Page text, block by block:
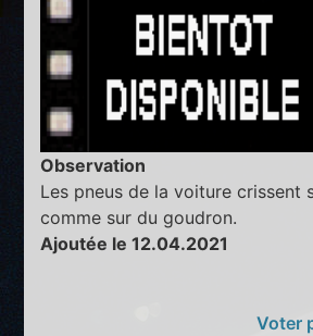
Observation
Les pneus de la voiture crissent
comme sur du goudron.
Ajoutée le 12.04.2021
Voter